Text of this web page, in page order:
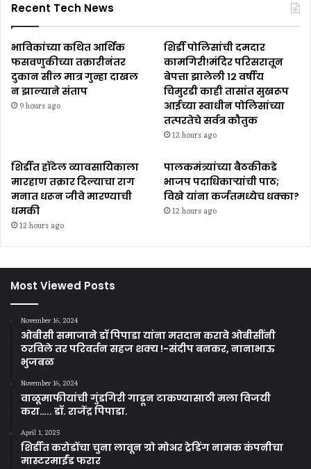
Recent Tech News
भाविकांच्या कथित आर्थिक
फसवणुकीच्या तक्रारीनंतर
दुकान सील मात्र गुन्हा दाखल
न झाल्याने संताप
9 hours ago
शिर्डी पोलिसांची दमदार
कामगिरी!मंदिर परिसरातून
बेपत्ता झालेली १२ वर्षीय
चिमुरडी काही तासांत सुखरूप
आईच्या स्वाधीन पोलिसांच्या
तत्परतेचे सर्वत्र कौतुक
12 hours ago
शिर्डीत हॉटेल व्यावसायिकाला
मारहाण तक्रार दिल्याचा राग
मनात धरून जीवे मारण्याची
धमकी
12 hours ago
पालकमंत्र्यांच्या बैठकीकडे
भाजप पदाधिकाऱ्यांची पाठ;
विखे यांना कर्जतमध्येच धक्का?
12 hours ago
Most Viewed Posts
November 16, 2024
ओबीसी समाजाने डॉ पिपाडा यांना मतदान करावे ओबीसींनी
ठरविले तर परिवर्तन सहज शक्य !-संदीप बनकर, नानाभाऊ
भुजबळ
November 16, 2024
वाळूमाफीयांची गुंडगिरी गाडून टाकण्यासाठी मला विजयी
करा….. डॉ. राजेंद्र पिपाडा.
April 1, 2025
शिर्डीत करोडोंचा चुना लावून ग्रो मोअर ट्रेडिंग नामक कंपनीचा
मास्टरमाईंड फरार